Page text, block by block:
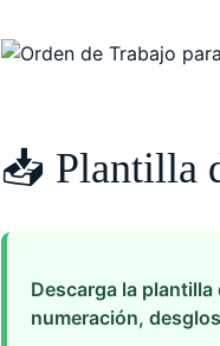
📥 Plantilla
Descarga la
numeración,